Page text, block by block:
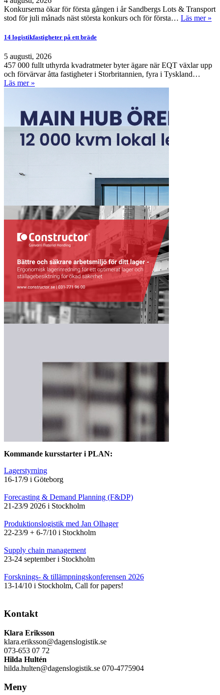
Konkurserna ökar för första gången i år Sandbergs Lots & Transport
stod för juli månads näst största konkurs och för första… Läs mer »
14 logistikfastigheter på ett bräde
5 augusti, 2026
457 000 fullt uthyrda kvadratmeter byter ägare när EQT växlar upp
och förvärvar åtta fastigheter i Storbritannien, fyra i Tyskland…
Läs mer »
Kommande kursstarter i PLAN:
Lagerstyrning
16-17/9 i Göteborg
Forecasting & Demand Planning (F&DP)
21-23/9 2026 i Stockholm
Produktionslogistik med Jan Olhager
22-23/9 + 6-7/10 i Stockholm
Supply chain management
23-24 september i Stockholm
Forsknings- & tillämpningskonferensen 2026
13-14/10 i Stockholm, Call for papers!
Kontakt
Klara Eriksson
klara.eriksson@dagenslogistik.se
073-653 07 72
Hilda Hultén
hilda.hulten@dagenslogistik.se 070-4775904
Meny